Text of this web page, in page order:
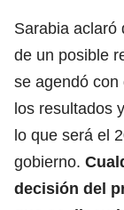
Sarabia aclaró
de un posible
se agendó
los resultados
lo que será el
gobierno.
decisión del